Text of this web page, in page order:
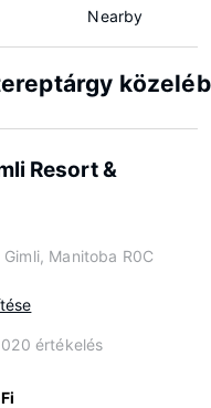
Nearby
Resort &
Manitoba R0C
értékelés